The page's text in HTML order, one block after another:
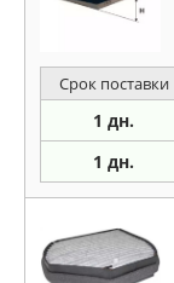
Срок поставки
1 дн.
1 дн.